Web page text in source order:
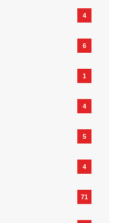
4
6
1
4
5
4
71